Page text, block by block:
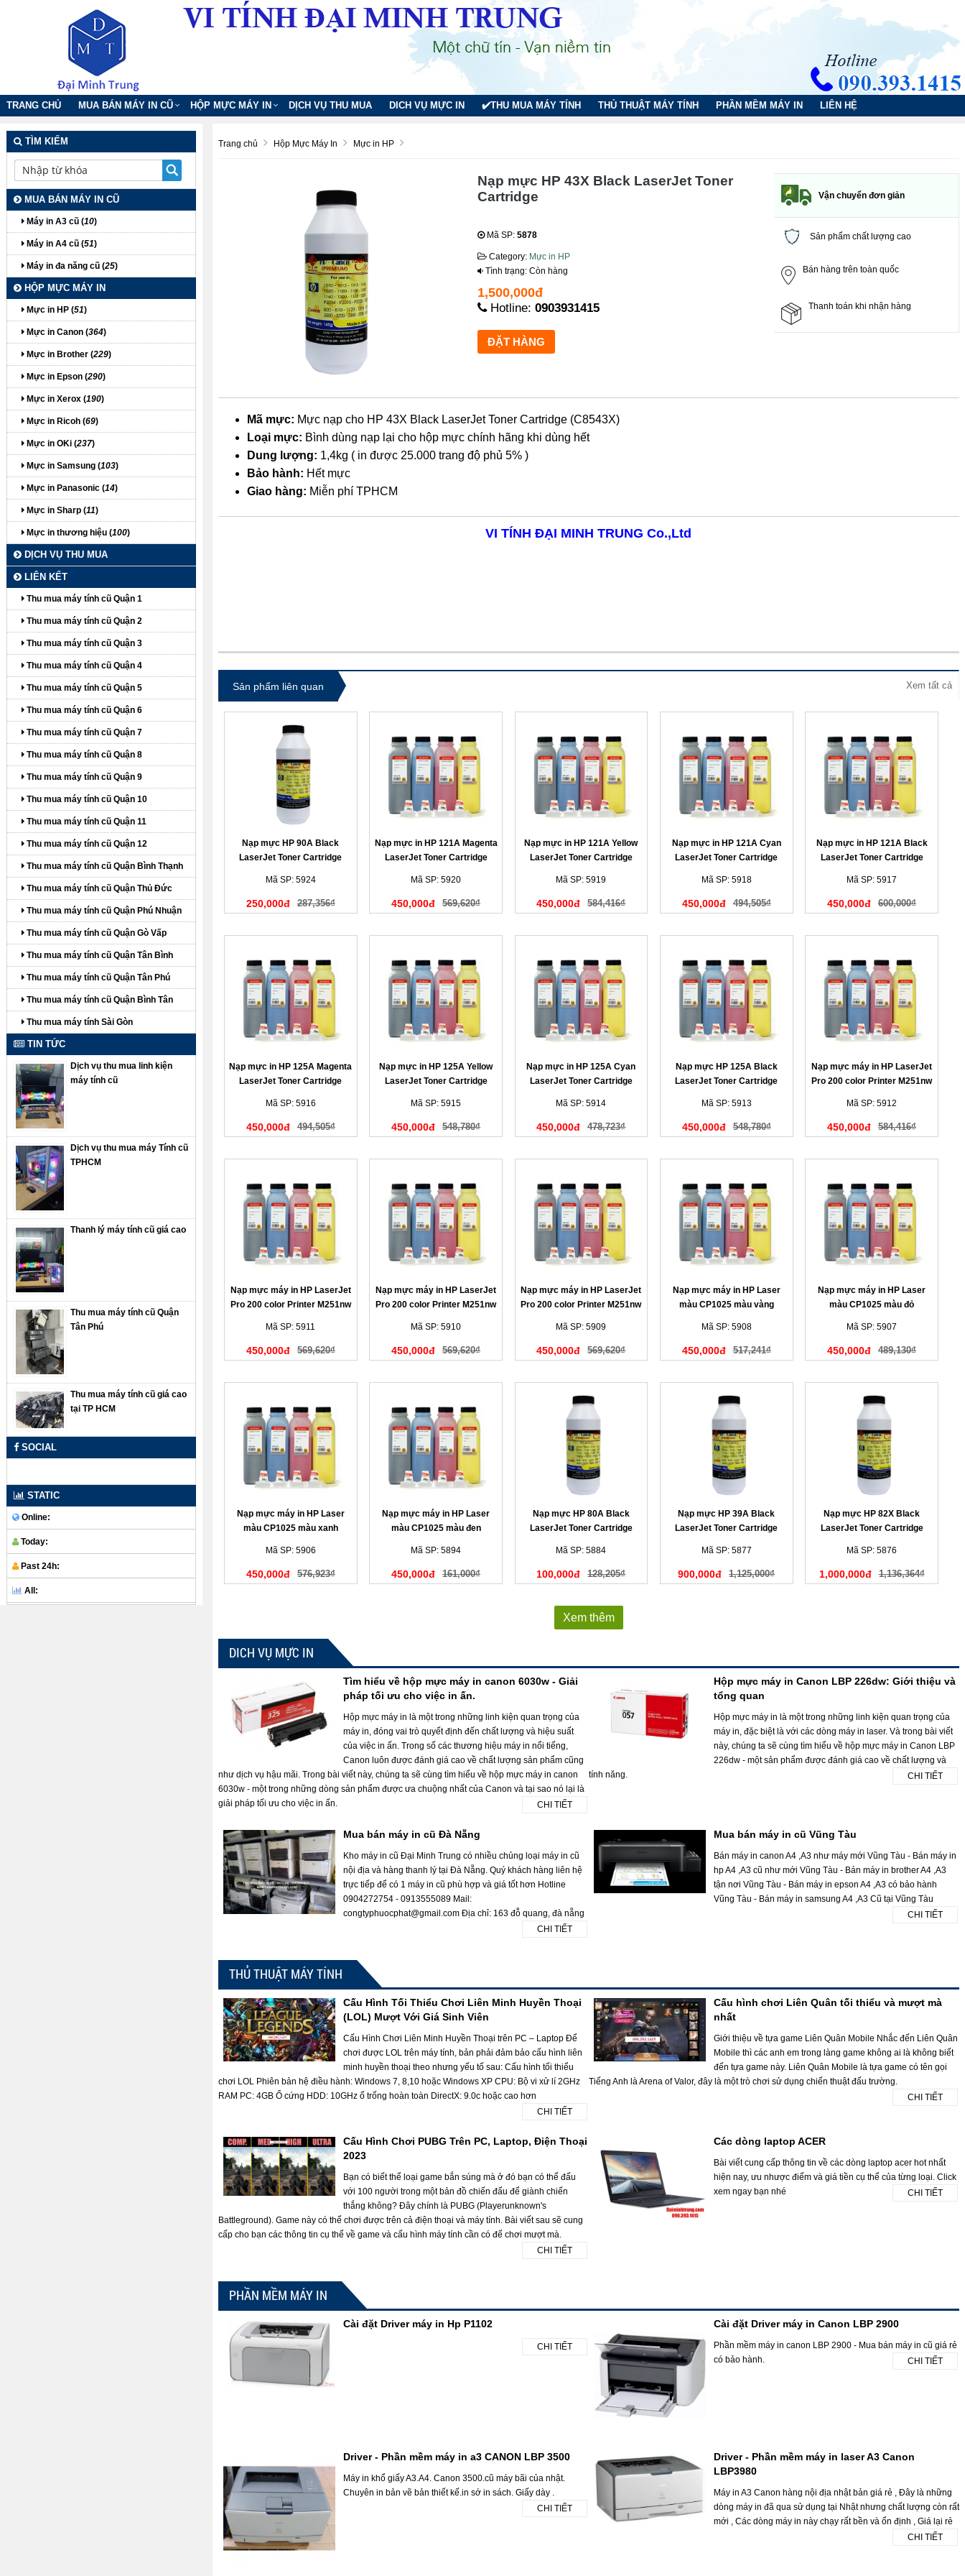
TRANG CHỦ MUA BÁN MÁY IN CŨ HỘP MỰC MÁY IN DỊCH VỤ THU MUA DICH VỤ MỰC IN ✔️THU MUA MÁY TÍNH THỦ THUẬT MÁY TÍNH PHẦN MỀM MÁY IN LIÊN HỆ
Trang chủ Hộp Mực Máy In Mực in HP
Nạp mực HP 43X Black LaserJet Toner
Cartridge
Mã SP: 5878
Category: Mực in HP
Tình trạng: Còn hàng
1,500,000đ
Hotline: 0903931415
Vận chuyển đơn giản
Sản phẩm chất lượng cao
Bán hàng trên toàn quốc
Thanh toán khi nhận hàng
Mã mực: Mực nạp cho HP 43X Black LaserJet Toner Cartridge (C8543X)
Loại mực: Bình dùng nạp lại cho hộp mực chính hãng khi dùng hết
Dung lượng: 1,4kg ( in được 25.000 trang độ phủ 5% )
Bảo hành: Hết mực
Giao hàng: Miễn phí TPHCM
VI TÍNH ĐẠI MINH TRUNG Co.,Ltd
Sản phẩm liên quan Xem tất cả
Nạp mực HP 90A Black
LaserJet Toner Cartridge
Mã SP: 5924
250,000đ 287,356₫
Nạp mực in HP 121A Magenta
LaserJet Toner Cartridge
Mã SP: 5920
450,000đ 569,620₫
Nạp mực in HP 121A Yellow
LaserJet Toner Cartridge
Mã SP: 5919
450,000đ 584,416₫
Nạp mực in HP 121A Cyan
LaserJet Toner Cartridge
Mã SP: 5918
450,000đ 494,505₫
Nạp mực in HP 121A Black
LaserJet Toner Cartridge
Mã SP: 5917
450,000đ 600,000₫
Nạp mực in HP 125A Magenta
LaserJet Toner Cartridge
Mã SP: 5916
450,000đ 494,505₫
Nạp mực in HP 125A Yellow
LaserJet Toner Cartridge
Mã SP: 5915
450,000đ 548,780₫
Nạp mực in HP 125A Cyan
LaserJet Toner Cartridge
Mã SP: 5914
450,000đ 478,723₫
Nạp mực HP 125A Black
LaserJet Toner Cartridge
Mã SP: 5913
450,000đ 548,780₫
Nạp mực máy in HP LaserJet
Pro 200 color Printer M251nw
Mã SP: 5912
450,000đ 584,416₫
Nạp mực máy in HP LaserJet
Pro 200 color Printer M251nw
Mã SP: 5911
450,000đ 569,620₫
Nạp mực máy in HP LaserJet
Pro 200 color Printer M251nw
Mã SP: 5910
450,000đ 569,620₫
Nạp mực máy in HP LaserJet
Pro 200 color Printer M251nw
Mã SP: 5909
450,000đ 569,620₫
Nạp mực máy in HP Laser
màu CP1025 màu vàng
Mã SP: 5908
450,000đ 517,241₫
Nạp mực máy in HP Laser
màu CP1025 màu đỏ
Mã SP: 5907
450,000đ 489,130₫
Nạp mực máy in HP Laser
màu CP1025 màu xanh
Mã SP: 5906
450,000đ 576,923₫
Nạp mực máy in HP Laser
màu CP1025 màu đen
Mã SP: 5894
450,000đ 161,000₫
Nạp mực HP 80A Black
LaserJet Toner Cartridge
Mã SP: 5884
100,000đ 128,205₫
Nạp mực HP 39A Black
LaserJet Toner Cartridge
Mã SP: 5877
900,000đ 1,125,000₫
Nạp mực HP 82X Black
LaserJet Toner Cartridge
Mã SP: 5876
1,000,000đ 1,136,364₫
Xem thêm
DICH VỤ MỰC IN
Tìm hiểu về hộp mực máy in canon 6030w - Giải
pháp tối ưu cho việc in ấn.
Hộp mực máy in là một trong những linh kiện quan trọng của
máy in, đóng vai trò quyết định đến chất lượng và hiệu suất
của việc in ấn. Trong số các thương hiệu máy in nổi tiếng,
Canon luôn được đánh giá cao về chất lượng sản phẩm cũng
như dịch vụ hậu mãi. Trong bài viết này, chúng ta sẽ cùng tìm hiểu về hộp mực máy in canon
6030w - một trong những dòng sản phẩm được ưa chuộng nhất của Canon và tại sao nó lại là
giải pháp tối ưu cho việc in ấn.
CHI TIẾT
Hộp mực máy in Canon LBP 226dw: Giới thiệu và
tổng quan
Hộp mực máy in là một trong những linh kiện quan trọng của
máy in, đặc biệt là với các dòng máy in laser. Và trong bài viết
này, chúng ta sẽ cùng tìm hiểu về hộp mực máy in Canon LBP
226dw - một sản phẩm được đánh giá cao về chất lượng và
tính năng.
CHI TIẾT
Mua bán máy in cũ Đà Nẵng
Kho máy in cũ Đại Minh Trung có nhiều chủng loại máy in cũ
nội địa và hàng thanh lý tại Đà Nẵng. Quý khách hàng liên hệ
trực tiếp để có 1 máy in cũ phù hợp và giá tốt hơn Hotline
0904272754 - 0913555089 Mail:
congtyphuocphat@gmail.com Địa chỉ: 163 đỗ quang, đà nẵng
CHI TIẾT
Mua bán máy in cũ Vũng Tàu
Bán máy in canon A4 ,A3 như máy mới Vũng Tàu - Bán máy in
hp A4 ,A3 cũ như mới Vũng Tàu - Bán máy in brother A4 ,A3
tận nơi Vũng Tàu - Bán máy in epson A4 ,A3 có bảo hành
Vũng Tàu - Bán máy in samsung A4 ,A3 Cũ tại Vũng Tàu
CHI TIẾT
THỦ THUẬT MÁY TÍNH
Cấu Hình Tối Thiểu Chơi Liên Minh Huyền Thoại
(LOL) Mượt Với Giá Sinh Viên
Cấu Hình Chơi Liên Minh Huyền Thoại trên PC – Laptop Để
chơi được LOL trên máy tính, bản phải đảm bảo cấu hình liên
minh huyền thoại theo nhưng yếu tố sau: Cấu hình tối thiểu
chơi LOL Phiên bản hệ điều hành: Windows 7, 8,10 hoặc Windows XP CPU: Bộ vi xử lí 2GHz
RAM PC: 4GB Ổ cứng HDD: 10GHz ổ trống hoàn toàn DirectX: 9.0c hoặc cao hơn
CHI TIẾT
Cấu hình chơi Liên Quân tối thiểu và mượt mà
nhất
Giới thiệu về tựa game Liên Quân Mobile Nhắc đến Liên Quân
Mobile thì các anh em trong làng game không ai là không biết
đến tựa game này. Liên Quân Mobile là tựa game có tên gọi
Tiếng Anh là Arena of Valor, đây là một trò chơi sử dụng chiến thuật đấu trường.
CHI TIẾT
Cấu Hình Chơi PUBG Trên PC, Laptop, Điện Thoại
2023
Bạn có biết thể loại game bắn súng mà ở đó bạn có thể đấu
với 100 người trong một bản đồ chiến đấu để giành chiến
thắng không? Đây chính là PUBG (Playerunknown's
Battleground). Game này có thể chơi được trên cả điện thoại và máy tính. Bài viết sau sẽ cung
cấp cho bạn các thông tin cụ thể về game và cấu hình máy tính cần có để chơi mượt mà.
CHI TIẾT
Các dòng laptop ACER
Bài viết cung cấp thông tin về các dòng laptop acer hot nhất
hiện nay, ưu nhược điểm và giá tiền cụ thể của từng loại. Click
xem ngay bạn nhé
CHI TIẾT
PHẦN MỀM MÁY IN
Cài đặt Driver máy in Hp P1102
CHI TIẾT
Cài đặt Driver máy in Canon LBP 2900
Phần mềm máy in canon LBP 2900 - Mua bán máy in cũ giá rẻ
có bảo hành.
CHI TIẾT
Driver - Phần mềm máy in a3 CANON LBP 3500
Máy in khổ giấy A3.A4. Canon 3500.cũ máy bãi của nhật.
Chuyên in bản vẽ bản thiết kế.in sớ in sách. Giấy dày .
CHI TIẾT
Driver - Phần mềm máy in laser A3 Canon
LBP3980
Máy in A3 Canon hàng nội địa nhật bản giá rẻ , Đây là những
dòng máy in đã qua sử dụng tại Nhật nhưng chất lượng còn rất
mới , Các dòng máy in này chạy rất bền và ổn định , Giá lại rẻ
CHI TIẾT
TÌM KIẾM
MUA BÁN MÁY IN CŨ
Máy in A3 cũ (10)
Máy in A4 cũ (51)
Máy in đa năng cũ (25)
HỘP MỰC MÁY IN
Mực in HP (51)
Mực in Canon (364)
Mực in Brother (229)
Mực in Epson (290)
Mực in Xerox (190)
Mực in Ricoh (69)
Mực in OKi (237)
Mực in Samsung (103)
Mực in Panasonic (14)
Mực in Sharp (11)
Mực in thương hiệu (100)
DỊCH VỤ THU MUA
LIÊN KẾT
Thu mua máy tính cũ Quận 1
Thu mua máy tính cũ Quận 2
Thu mua máy tính cũ Quận 3
Thu mua máy tính cũ Quận 4
Thu mua máy tính cũ Quận 5
Thu mua máy tính cũ Quận 6
Thu mua máy tính cũ Quận 7
Thu mua máy tính cũ Quận 8
Thu mua máy tính cũ Quận 9
Thu mua máy tính cũ Quận 10
Thu mua máy tính cũ Quận 11
Thu mua máy tính cũ Quận 12
Thu mua máy tính cũ Quận Bình Thạnh
Thu mua máy tính cũ Quận Thủ Đức
Thu mua máy tính cũ Quận Phú Nhuận
Thu mua máy tính cũ Quận Gò Vấp
Thu mua máy tính cũ Quận Tân Bình
Thu mua máy tính cũ Quận Tân Phú
Thu mua máy tính cũ Quận Bình Tân
Thu mua máy tính Sài Gòn
TIN TỨC
Dịch vụ thu mua linh kiện
máy tính cũ
Dịch vụ thu mua máy Tính cũ
TPHCM
Thanh lý máy tính cũ giá cao
Thu mua máy tính cũ Quận
Tân Phú
Thu mua máy tính cũ giá cao
tại TP HCM
SOCIAL
STATIC
Online:
Today:
Past 24h:
All: